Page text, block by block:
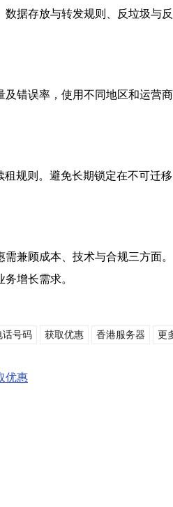
据存放与转发规则、反垃圾
错误率，使用不同地区和运营
规则。避免长期锁定在不可迁
兼顾成本、技术与合规三方
增长需求。
话号码 获取优惠 香港服务器 更
优惠